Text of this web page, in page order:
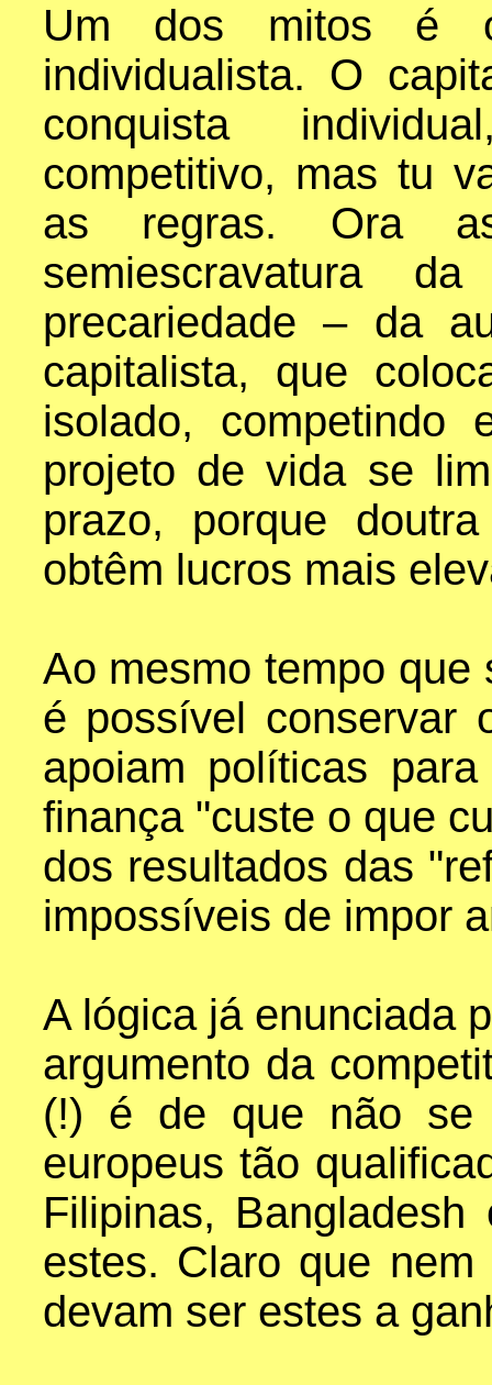
Um dos mitos é
individualista. O
conquista
competitivo, mas tu
as regras. Ora
semiescravatura
precariedade – da
capitalista, que
isolado,
projeto de vida se
prazo, porque
obtêm lucros mais
Ao mesmo tempo que
é possível conservar
apoiam políticas
finança "custe o que
dos resultados das
impossíveis de impor
A lógica já enunciada
argumento da
(!) é de que não se
europeus tão
Filipinas,
estes. Claro que
devam ser estes a